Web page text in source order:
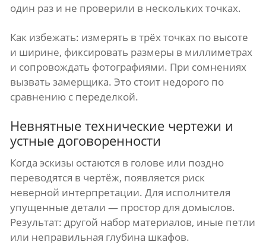
один раз и не проверили в нескольких точках.
Как избежать: измерять в трёх точках по высоте
и ширине, фиксировать размеры в миллиметрах
и сопровождать фотографиями. При сомнениях
вызвать замерщика. Это стоит недорого по
сравнению с переделкой.
Невнятные технические чертежи и
устные договоренности
Когда эскизы остаются в голове или поздно
переводятся в чертёж, появляется риск
неверной интерпретации. Для исполнителя
упущенные детали — простор для домыслов.
Результат: другой набор материалов, иные петли
или неправильная глубина шкафов.